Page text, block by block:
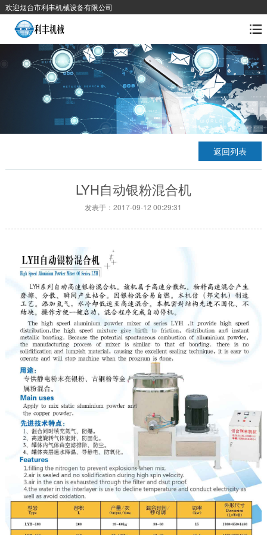
欢迎烟台市利丰机械设备有限公司
返回列表
LYH自动银粉混合机
发表于：2017-09-12 00:29:31